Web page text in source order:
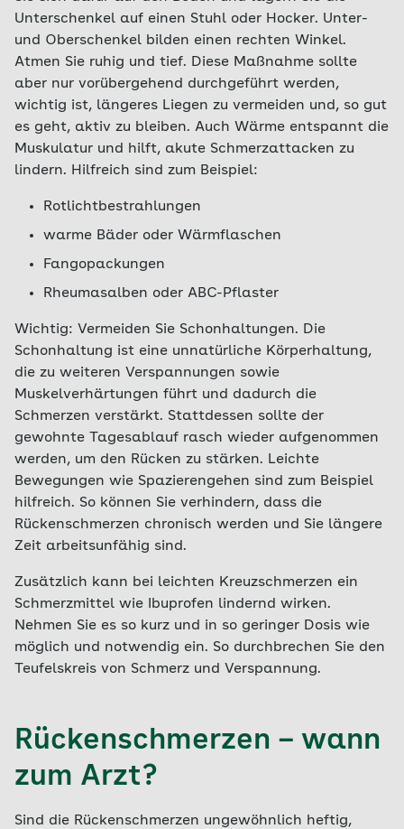
einmal im Leben betroffen, Männer eher als
Frauen. Glücklicherweise gehen die Schmerzen
bei 80 von 100 Betroffenen auch ohne Operation
wieder weg.
Hier lesen Sie mehr zum Thema
Bandscheibenvorfall.
das Einnehmen dieser lindernden Haltung an
das Ansehen von Schaufenstern erinnert, spricht
man auch von der spinalen
Schaufensterkrankheit (Claudicatio spinalis).
Unterschenkel auf einen Stuhl oder Hocker. Unter-
und Oberschenkel bilden einen rechten Winkel.
Atmen Sie ruhig und tief. Diese Maßnahme sollte
aber nur vorübergehend durchgeführt werden,
wichtig ist, längeres Liegen zu vermeiden und, so gut
es geht, aktiv zu bleiben. Auch Wärme entspannt die
Muskulatur und hilft, akute Schmerzattacken zu
lindern. Hilfreich sind zum Beispiel:
Rotlichtbestrahlungen
warme Bäder oder Wärmflaschen
Fangopackungen
Rheumasalben oder ABC-Pflaster
Wichtig: Vermeiden Sie Schonhaltungen. Die
Schonhaltung ist eine unnatürliche Körperhaltung,
die zu weiteren Verspannungen sowie
Muskelverhärtungen führt und dadurch die
Schmerzen verstärkt. Stattdessen sollte der
gewohnte Tagesablauf rasch wieder aufgenommen
werden, um den Rücken zu stärken. Leichte
Bewegungen wie Spazierengehen sind zum Beispiel
hilfreich. So können Sie verhindern, dass die
Rückenschmerzen chronisch werden und Sie längere
Zeit arbeitsunfähig sind.
Zusätzlich kann bei leichten Kreuzschmerzen ein
Schmerzmittel wie Ibuprofen lindernd wirken.
Nehmen Sie es so kurz und in so geringer Dosis wie
möglich und notwendig ein. So durchbrechen Sie den
Teufelskreis von Schmerz und Verspannung.
Rückenschmerzen – wann
zum Arzt?
Sind die Rückenschmerzen ungewöhnlich heftig,